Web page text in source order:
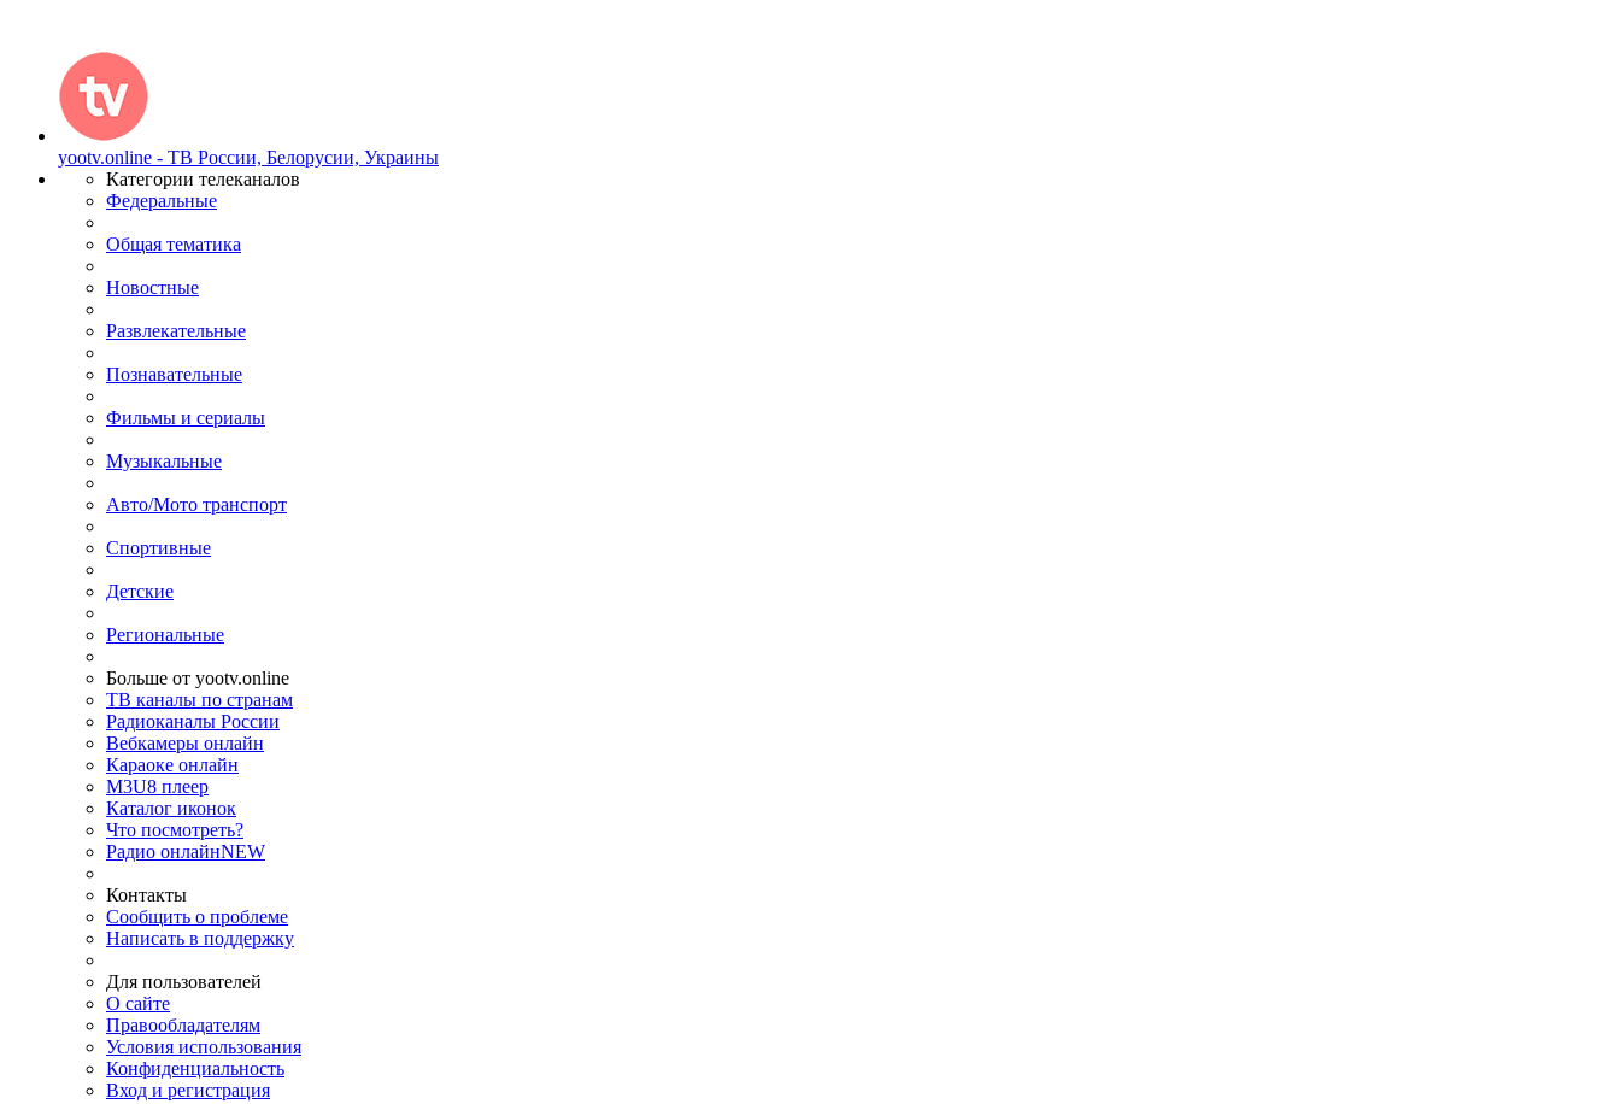
yootv.online - ТВ России, Белорусии, Украины
Категории телеканалов
Федеральные
Общая тематика
Новостные
Развлекательные
Познавательные
Фильмы и сериалы
Музыкальные
Авто/Мото транспорт
Спортивные
Детские
Региональные
Больше от yootv.online
ТВ каналы по странам
Радиоканалы России
Вебкамеры онлайн
Караоке онлайн
M3U8 плеер
Каталог иконок
Что посмотреть?
Радио онлайнNEW
Контакты
Сообщить о проблеме
Написать в поддержку
Для пользователей
О сайте
Правообладателям
Условия использования
Конфиденциальность
Вход и регистрация